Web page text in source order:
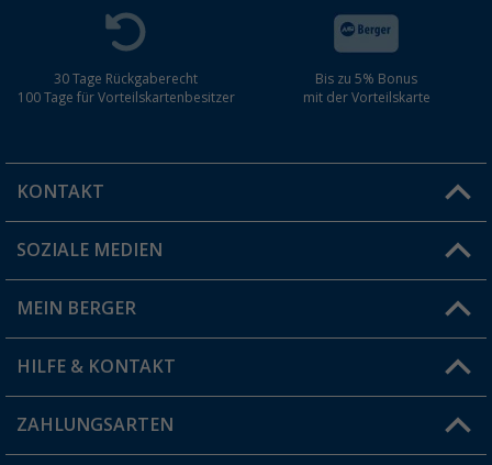
30 Tage Rückgaberecht
100 Tage für Vorteilskartenbesitzer
Bis zu 5% Bonus
mit der Vorteilskarte
KONTAKT
Du hast eine Frage?
Filiale finden
SOZIALE MEDIEN
MEIN BERGER
Vorteilskarte
Blog
HILFE & KONTAKT
FAQ & Kontakt
ZAHLUNGSARTEN